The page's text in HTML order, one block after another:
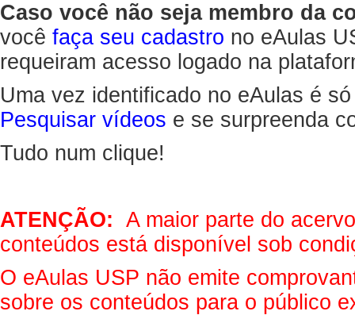
Caso você não seja membro da
você faça seu cadastro no eAulas
requeiram acesso logado na
Uma vez identificado no eAulas é
Pesquisar vídeos e se surpreenda
Tudo num clique!
ATENÇÃO: A maior parte do
conteúdos está disponível sob
O eAulas USP não emite
sobre os conteúdos para o público